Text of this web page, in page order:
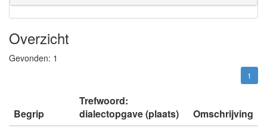
Overzicht
Gevonden: 1
1
Begrip
Trefwoord:
dialectopgave (plaats)
Omschrijving